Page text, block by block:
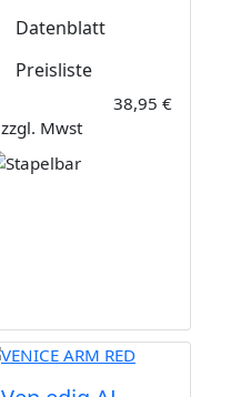
Datenblatt
Preisliste
38,95 €
zzgl. Mwst